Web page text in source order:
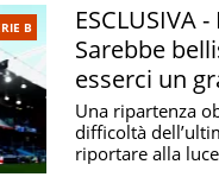
B
ESCLUSIVA
Sarebbe
esserci un
Esposito e
differenza"
Una ripartenza
difficoltà
riportare alla